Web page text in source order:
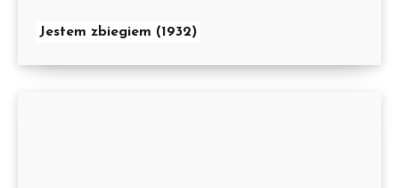
Jestem zbiegiem (1932)